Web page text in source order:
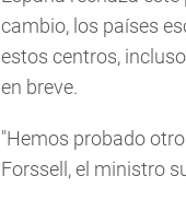
cambio, los países
estos centros,
en breve.
"Hemos probado
Forssell, el ministro